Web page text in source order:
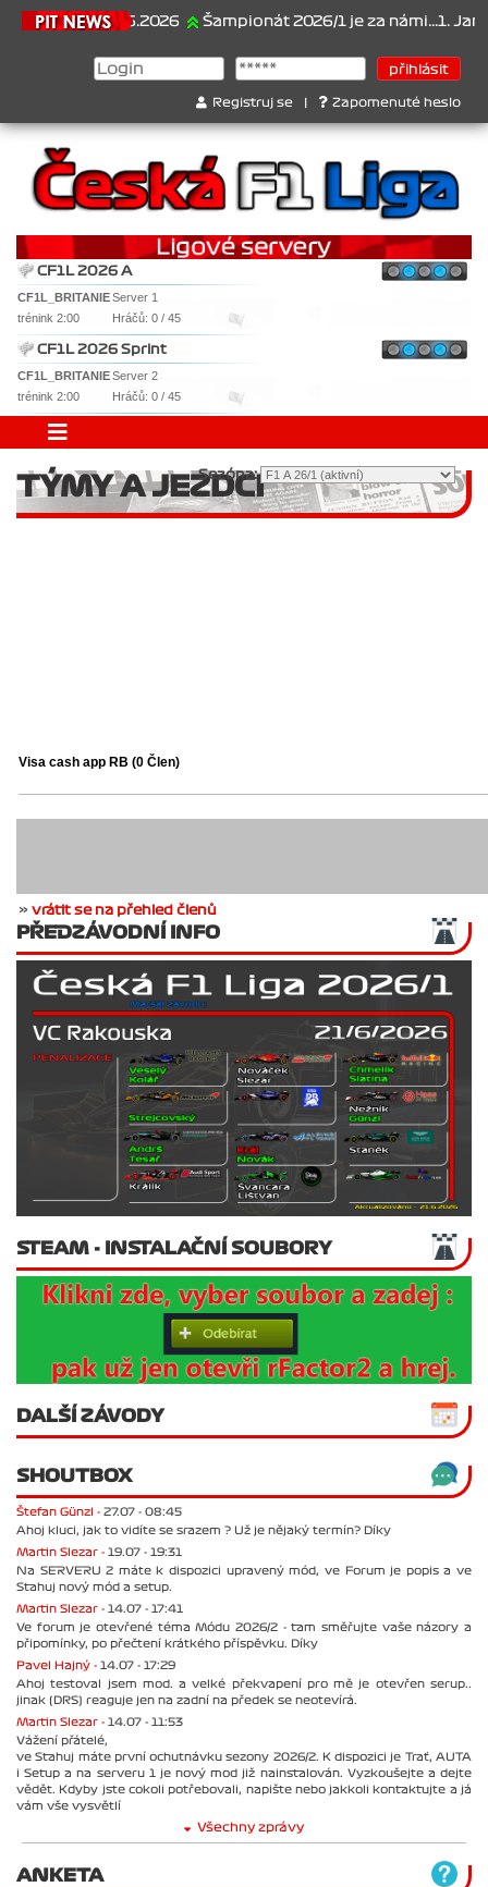
21.6.2026 Šampionát 2026/1 je za námi...1. Jan
Registruj se Zapomenuté heslo
CF1L 2026 A
CF1L_BRITANIEServer 1
trénink 2:00
Hráčů: 0 / 45
CF1L 2026 Sprint
CF1L_BRITANIEServer 2
trénink 2:00
Hráčů: 0 / 45
TÝMY A JEZDCI
Sezóna:
Visa cash app RB (0 Člen)
» vrátit se na přehled členů
PŘEDZÁVODNÍ INFO
STEAM - INSTALAČNÍ SOUBORY
DALŠÍ ZÁVODY
SHOUTBOX
Štefan Günzl - 27.07 - 08:45
Ahoj kluci, jak to vidíte se srazem ? Už je nějaký termín? Díky
Martin Slezar - 19.07 - 19:31
Na SERVERU 2 máte k dispozici upravený mód, ve Forum je popis a ve
Stahuj nový mód a setup.
Martin Slezar - 14.07 - 17:41
Ve forum je otevřené téma Módu 2026/2 - tam směřujte vaše názory a
připomínky, po přečtení krátkého příspěvku. Díky
Pavel Hajný - 14.07 - 17:29
Ahoj testoval jsem mod. a velké překvapení pro mě je otevřen serup..
jinak (DRS) reaguje jen na zadní na předek se neotevírá.
Martin Slezar - 14.07 - 11:53
Vážení přátelé,
ve Stahuj máte první ochutnávku sezony 2026/2. K dispozici je Trať, AUTA
i Setup a na serveru 1 je nový mod již nainstalován. Vyzkoušejte a dejte
vědět. Kdyby jste cokoli potřebovali, napište nebo jakkoli kontaktujte a já
vám vše vysvětlí
Všechny zprávy
ANKETA